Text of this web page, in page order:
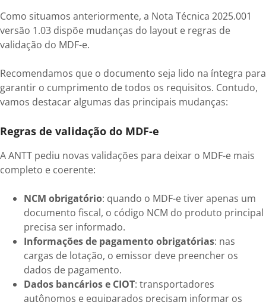
Como situamos anteriormente, a Nota Técnica 2025.001
versão 1.03 dispõe mudanças do layout e regras de
validação do MDF-e.
Recomendamos que o documento seja lido na íntegra para
garantir o cumprimento de todos os requisitos. Contudo,
vamos destacar algumas das principais mudanças:
Regras de validação do MDF-e
A ANTT pediu novas validações para deixar o MDF-e mais
completo e coerente:
NCM obrigatório: quando o MDF-e tiver apenas um
documento fiscal, o código NCM do produto principal
precisa ser informado.
Informações de pagamento obrigatórias: nas
cargas de lotação, o emissor deve preencher os
dados de pagamento.
Dados bancários e CIOT: transportadores
autônomos e equiparados precisam informar os